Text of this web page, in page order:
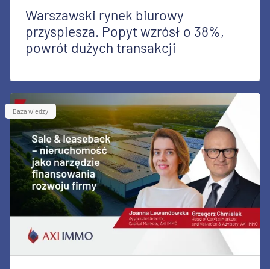
Warszawski rynek biurowy
przyspiesza. Popyt wzrósł o 38%,
powrót dużych transakcji
Baza wiedzy